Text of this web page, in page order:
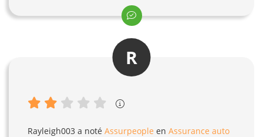
R
Rayleigh003 a noté Assurpeople en Assurance auto